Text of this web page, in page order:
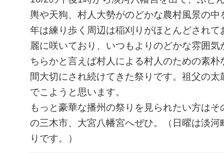
輿や天狗、村人大勢がのどかな農村風景の中
年は練り歩く周辺は稲刈りがほとんどされて
麗に咲いており、いつもよりのどかな雰囲
ちらかと言えば村人による村人のための素朴
間大切にされ続けてきた祭りです。祖父の太
でこようと思います。
もっと豪華な播州の祭りを見られたい方は
の三木市、大宮八幡宮へぜひ。（日曜は淡河
りです。）